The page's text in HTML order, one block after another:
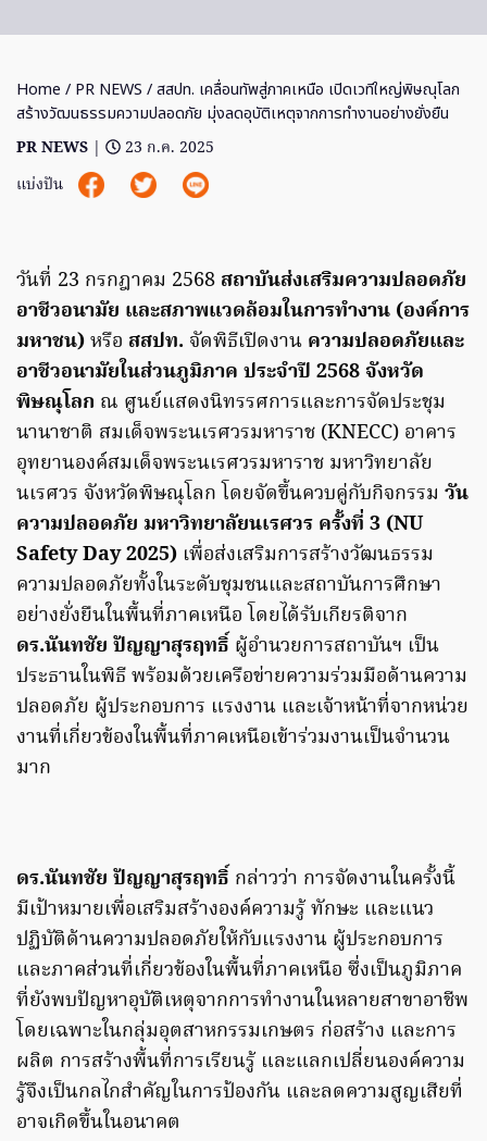
Home / PR NEWS / สสปท. เคลื่อนทัพสู่ภาคเหนือ เปิดเวทีใหญ่พิษณุโลก
สร้างวัฒนธรรมความปลอดภัย มุ่งลดอุบัติเหตุจากการทำงานอย่างยั่งยืน
PR NEWS |
23 ก.ค. 2025
แบ่งปัน
วันที่ 23 กรกฎาคม 2568 สถาบันส่งเสริมความปลอดภัย
อาชีวอนามัย และสภาพแวดล้อมในการทำงาน (องค์การ
มหาชน)หรือ สสปท. จัดพิธีเปิดงาน ความปลอดภัยและ
อาชีวอนามัยในส่วนภูมิภาค ประจำปี 2568 จังหวัด
พิษณุโลก ณ ศูนย์แสดงนิทรรศการและการจัดประชุม
นานาชาติ สมเด็จพระนเรศวรมหาราช (KNECC) อาคาร
อุทยานองค์สมเด็จพระนเรศวรมหาราช มหาวิทยาลัย
นเรศวร จังหวัดพิษณุโลก โดยจัดขึ้นควบคู่กับกิจกรรม วัน
ความปลอดภัย มหาวิทยาลัยนเรศวร ครั้งที่ 3 (NU
Safety Day 2025) เพื่อส่งเสริมการสร้างวัฒนธรรม
ความปลอดภัยทั้งในระดับชุมชนและสถาบันการศึกษา
อย่างยั่งยืนในพื้นที่ภาคเหนือ โดยได้รับเกียรติจาก
ดร.นันทชัย ปัญญาสุรฤทธิ์ ผู้อำนวยการสถาบันฯ เป็น
ประธานในพิธี พร้อมด้วยเครือข่ายความร่วมมือด้านความ
ปลอดภัย ผู้ประกอบการ แรงงาน และเจ้าหน้าที่จากหน่วย
งานที่เกี่ยวข้องในพื้นที่ภาคเหนือเข้าร่วมงานเป็นจำนวน
มาก
ดร.นันทชัย ปัญญาสุรฤทธิ์ กล่าวว่า การจัดงานในครั้งนี้
มีเป้าหมายเพื่อเสริมสร้างองค์ความรู้ ทักษะ และแนว
ปฏิบัติด้านความปลอดภัยให้กับแรงงาน ผู้ประกอบการ
และภาคส่วนที่เกี่ยวข้องในพื้นที่ภาคเหนือ ซึ่งเป็นภูมิภาค
ที่ยังพบปัญหาอุบัติเหตุจากการทำงานในหลายสาขาอาชีพ
โดยเฉพาะในกลุ่มอุตสาหกรรมเกษตร ก่อสร้าง และการ
ผลิต การสร้างพื้นที่การเรียนรู้ และแลกเปลี่ยนองค์ความ
รู้จึงเป็นกลไกสำคัญในการป้องกัน และลดความสูญเสียที่
อาจเกิดขึ้นในอนาคต